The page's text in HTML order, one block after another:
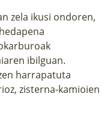
zela ikusi ondoren,
ibilguan.
harrapatuta
zisterna-kamioien